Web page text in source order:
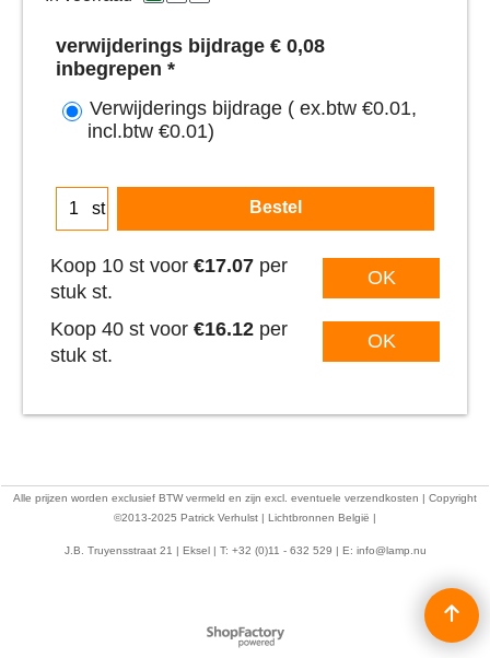
verwijderings bijdrage € 0,08
inbegrepen *
Verwijderings bijdrage ( ex.btw €0.01,
incl.btw €0.01)
st Bestel
Koop 10 st voor €17.07 per
stuk st.
OK
Koop 40 st voor €16.12 per
stuk st.
OK
Alle prijzen worden exclusief BTW vermeld en zijn excl. eventuele verzendkosten | Copyright
©2013-2025 Patrick Verhulst | Lichtbronnen België |
J.B. Truyensstraat 21 | Eksel | T: +32 (0)11 - 632 529 | E: info@lamp.nu
Webwinkel gemaakt met
ShopFactory webwinkel